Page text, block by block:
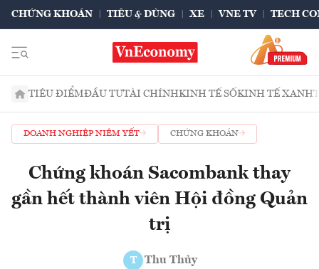
CHỨNG KHOÁN TIÊU & DÙNG XE VNE TV TECH
TIÊU ĐIỂMĐẦU TƯTÀI CHÍNHKINH TẾ SỐKINH TẾ XANH
DOANH NGHIỆP NIÊM YẾT CHỨNG KHOÁN
Chứng khoán Sacombank thay
gần hết thành viên Hội đồng Quản
trị
T Thu Thủy